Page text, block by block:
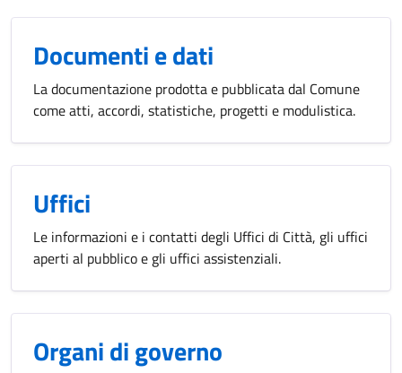
Documenti e dati
La documentazione prodotta e pubblicata dal Comune
come atti, accordi, statistiche, progetti e modulistica.
Uffici
Le informazioni e i contatti degli Uffici di Città, gli uffici
aperti al pubblico e gli uffici assistenziali.
Organi di governo